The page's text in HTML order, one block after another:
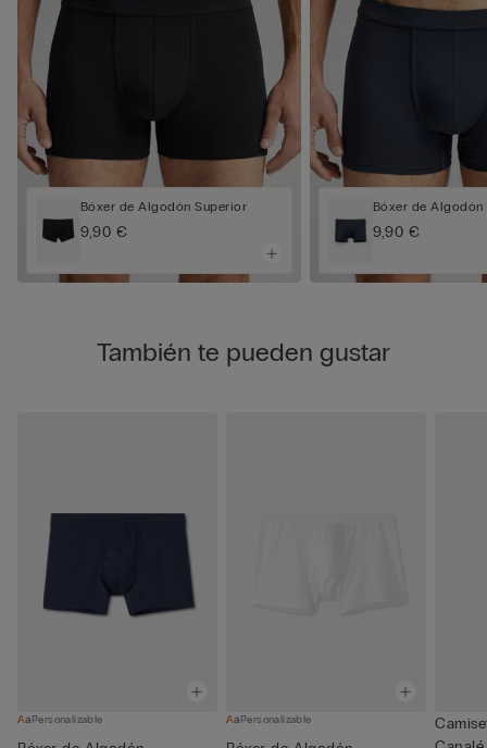
Bóxer de Algodón Superior
9,90 €
Bóxer de Algodón
9,90 €
También te pueden gustar
Personalizable Personalizable